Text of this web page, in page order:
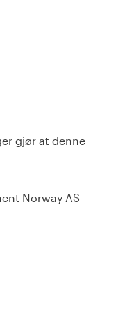
gjør at denne
Norway AS